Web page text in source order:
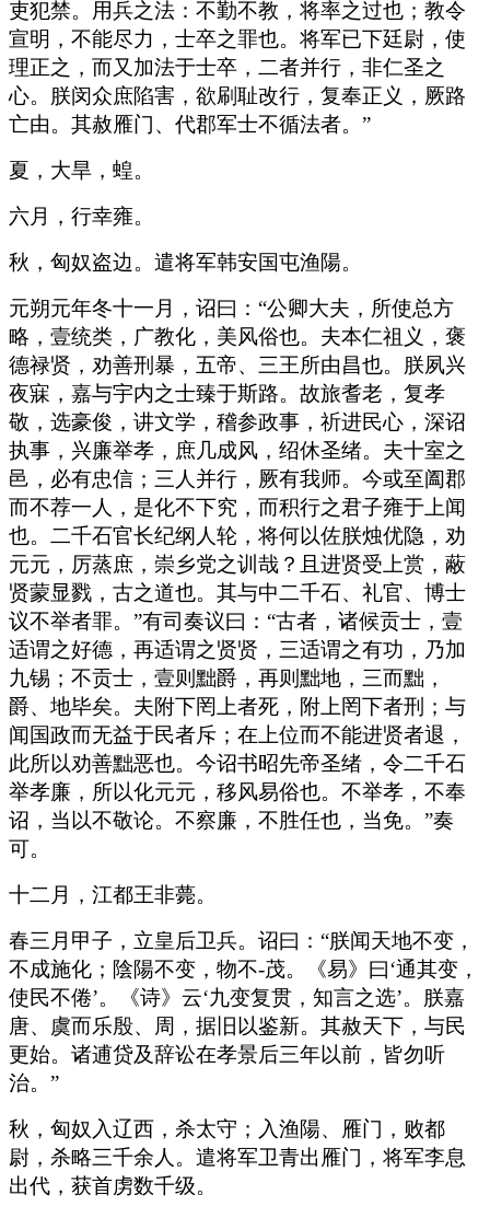
吏犯禁。用兵之法：不勤不教，将率之过也；教令
宣明，不能尽力，士卒之罪也。将军已下廷尉，使
理正之，而又加法于士卒，二者并行，非仁圣之
心。朕闵众庶陷害，欲刷耻改行，复奉正义，厥路
亡由。其赦雁门、代郡军士不循法者。”
夏，大旱，蝗。
六月，行幸雍。
秋，匈奴盗边。遣将军韩安国屯渔陽。
元朔元年冬十一月，诏曰：“公卿大夫，所使总方
略，壹统类，广教化，美风俗也。夫本仁祖义，褒
德禄贤，劝善刑暴，五帝、三王所由昌也。朕夙兴
夜寐，嘉与宇内之士臻于斯路。故旅耆老，复孝
敬，选豪俊，讲文学，稽参政事，祈进民心，深诏
执事，兴廉举孝，庶几成风，绍休圣绪。夫十室之
邑，必有忠信；三人并行，厥有我师。今或至阖郡
而不荐一人，是化不下究，而积行之君子雍于上闻
也。二千石官长纪纲人轮，将何以佐朕烛优隐，劝
元元，厉蒸庶，崇乡党之训哉？且进贤受上赏，蔽
贤蒙显戮，古之道也。其与中二千石、礼官、博士
议不举者罪。”有司奏议曰：“古者，诸候贡士，壹
适谓之好德，再适谓之贤贤，三适谓之有功，乃加
九锡；不贡士，壹则黜爵，再则黜地，三而黜，
爵、地毕矣。夫附下罔上者死，附上罔下者刑；与
闻国政而无益于民者斥；在上位而不能进贤者退，
此所以劝善黜恶也。今诏书昭先帝圣绪，令二千石
举孝廉，所以化元元，移风易俗也。不举孝，不奉
诏，当以不敬论。不察廉，不胜任也，当免。”奏
可。
十二月，江都王非薨。
春三月甲子，立皇后卫兵。诏曰：“朕闻天地不变，
不成施化；陰陽不变，物不-茂。《易》曰‘通其变，
使民不倦’。《诗》云‘九变复贯，知言之选’。朕嘉
唐、虞而乐殷、周，据旧以鉴新。其赦天下，与民
更始。诸逋贷及辞讼在孝景后三年以前，皆勿听
治。”
秋，匈奴入辽西，杀太守；入渔陽、雁门，败都
尉，杀略三千余人。遣将军卫青出雁门，将军李息
出代，获首虏数千级。